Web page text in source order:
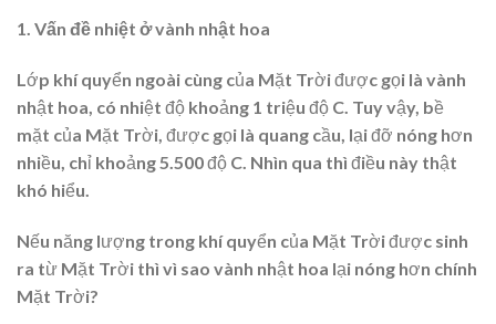
1. Vấn đề nhiệt ở vành nhật hoa
Lớp khí quyển ngoài cùng của Mặt Trời được gọi là vành
nhật hoa, có nhiệt độ khoảng 1 triệu độ C. Tuy vậy, bề
mặt của Mặt Trời, được gọi là quang cầu, lại đỡ nóng hơn
nhiều, chỉ khoảng 5.500 độ C. Nhìn qua thì điều này thật
khó hiểu.
Nếu năng lượng trong khí quyển của Mặt Trời được sinh
ra từ Mặt Trời thì vì sao vành nhật hoa lại nóng hơn chính
Mặt Trời?